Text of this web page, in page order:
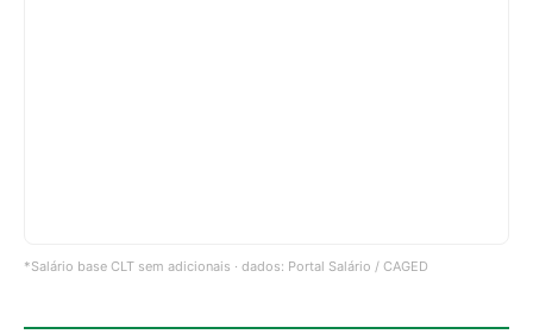
*Salário base CLT sem adicionais · dados: Portal Salário / CAGED